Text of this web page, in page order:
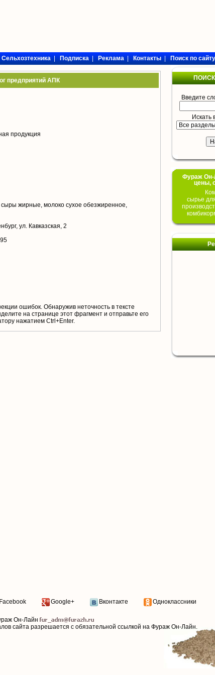
Сельхозтехника|Подписка|Реклама|Контакты|Поиск по сайту
предприятий АПК
продукция
жирные, молоко сухое обезжиренное,
ул. Кавказская, 2
ошибок. Обнаружив неточность в тексте
на странице этот фрагмент и отправьте его
нажатием Ctrl+Enter.
Введите
Искать
Фураж Он-
цены,
сырье
Facebook Google+ Вконтакте Одноклассники
Он-Лайн
сайта разрешается с обязательной ссылкой на Фураж Он-Лайн.